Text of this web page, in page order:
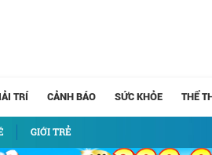
GIỚI TRẺ
TRÍ CẢNH BÁO SỨC KHỎE THỂ